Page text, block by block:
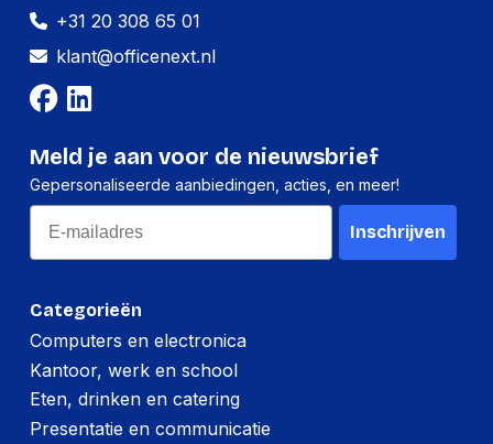
Categorieën
Computers en electronica
Kantoor, werk en school
Eten, drinken en catering
Presentatie en communicatie
+31 20 308 65 01
klant@officenext.nl
Meld je aan voor de nieuwsbrief
Gepersonaliseerde aanbiedingen, acties, en meer!
Email
Inschrijven